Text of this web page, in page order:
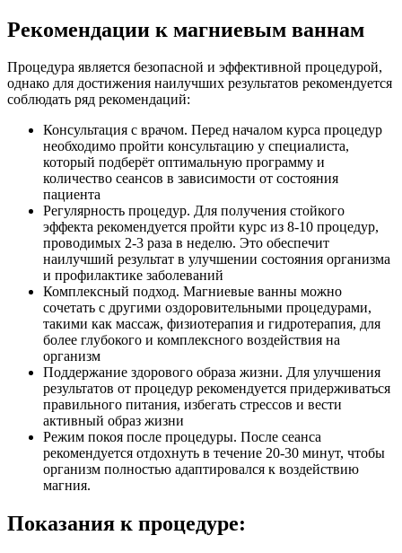
Рекомендации к магниевым ваннам
Процедура является безопасной и эффективной процедурой,
однако для достижения наилучших результатов рекомендуется
соблюдать ряд рекомендаций:
Консультация с врачом. Перед началом курса процедур
необходимо пройти консультацию у специалиста,
который подберёт оптимальную программу и
количество сеансов в зависимости от состояния
пациента
Регулярность процедур. Для получения стойкого
эффекта рекомендуется пройти курс из 8-10 процедур,
проводимых 2-3 раза в неделю. Это обеспечит
наилучший результат в улучшении состояния организма
и профилактике заболеваний
Комплексный подход. Магниевые ванны можно
сочетать с другими оздоровительными процедурами,
такими как массаж, физиотерапия и гидротерапия, для
более глубокого и комплексного воздействия на
организм
Поддержание здорового образа жизни. Для улучшения
результатов от процедур рекомендуется придерживаться
правильного питания, избегать стрессов и вести
активный образ жизни
Режим покоя после процедуры. После сеанса
рекомендуется отдохнуть в течение 20-30 минут, чтобы
организм полностью адаптировался к воздействию
магния.
Показания к процедуре: